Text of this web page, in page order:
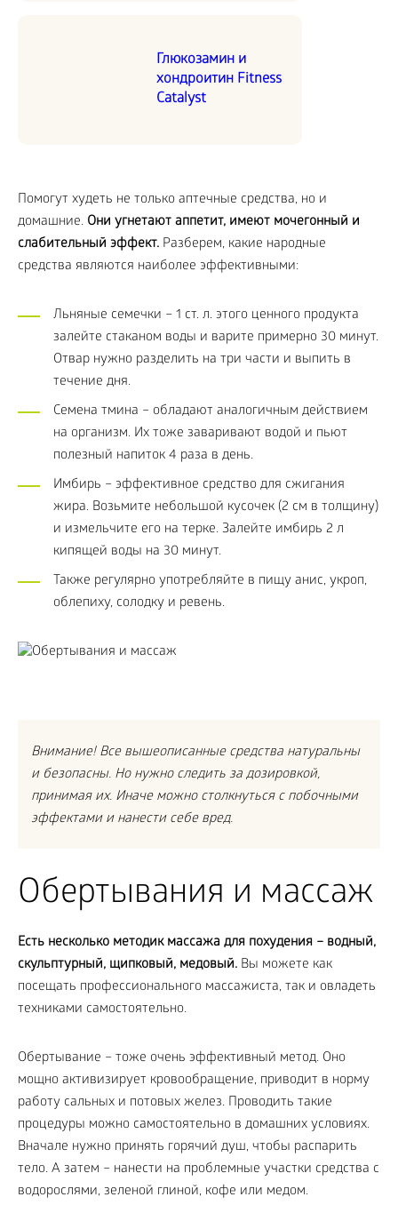
Глюкозамин и
хондроитин Fitness
Catalyst
Помогут худеть не только аптечные средства, но и
домашние. Они угнетают аппетит, имеют мочегонный и
слабительный эффект. Разберем, какие народные
средства являются наиболее эффективными:
Льняные семечки – 1 ст. л. этого ценного продукта
залейте стаканом воды и варите примерно 30 минут.
Отвар нужно разделить на три части и выпить в
течение дня.
Семена тмина – обладают аналогичным действием
на организм. Их тоже заваривают водой и пьют
полезный напиток 4 раза в день.
Имбирь – эффективное средство для сжигания
жира. Возьмите небольшой кусочек (2 см в толщину)
и измельчите его на терке. Залейте имбирь 2 л
кипящей воды на 30 минут.
Также регулярно употребляйте в пищу анис, укроп,
облепиху, солодку и ревень.
Внимание! Все вышеописанные средства натуральны
и безопасны. Но нужно следить за дозировкой,
принимая их. Иначе можно столкнуться с побочными
эффектами и нанести себе вред.
Обертывания и массаж
Есть несколько методик массажа для похудения – водный,
скульптурный, щипковый, медовый. Вы можете как
посещать профессионального массажиста, так и овладеть
техниками самостоятельно.
Обертывание – тоже очень эффективный метод. Оно
мощно активизирует кровообращение, приводит в норму
работу сальных и потовых желез. Проводить такие
процедуры можно самостоятельно в домашних условиях.
Вначале нужно принять горячий душ, чтобы распарить
тело. А затем – нанести на проблемные участки средства с
водорослями, зеленой глиной, кофе или медом.